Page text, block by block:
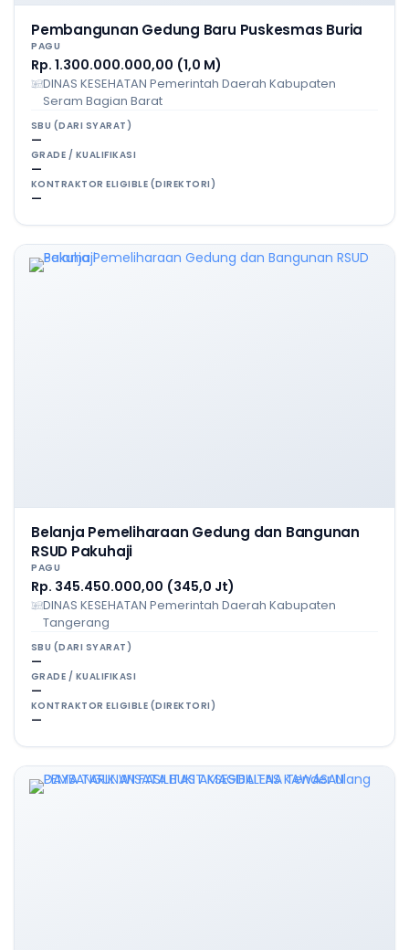
Pembangunan Gedung Baru Puskesmas Buria
PAGU
Rp. 1.300.000.000,00 (1,0 M)
DINAS KESEHATAN Pemerintah Daerah Kabupaten
Seram Bagian Barat
SBU (DARI SYARAT)
—
GRADE / KUALIFIKASI
—
KONTRAKTOR ELIGIBLE (DIREKTORI)
—
Belanja Pemeliharaan Gedung dan Bangunan
RSUD Pakuhaji
PAGU
Rp. 345.450.000,00 (345,0 Jt)
DINAS KESEHATAN Pemerintah Daerah Kabupaten
Tangerang
SBU (DARI SYARAT)
—
GRADE / KUALIFIKASI
—
KONTRAKTOR ELIGIBLE (DIREKTORI)
—